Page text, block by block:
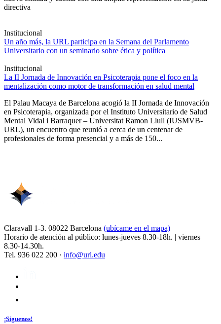
directiva
Institucional
Un año más, la URL participa en la Semana del Parlamento
Universitario con un seminario sobre ética y política
Institucional
La II Jornada de Innovación en Psicoterapia pone el foco en la
mentalización como motor de transformación en salud mental
El Palau Macaya de Barcelona acogió la II Jornada de Innovación
en Psicoterapia, organizada por el Instituto Universitario de Salud
Mental Vidal i Barraquer – Universitat Ramon Llull (IUSMVB-
URL), un encuentro que reunió a cerca de un centenar de
profesionales de forma presencial y a más de 150...
Claravall 1-3. 08022 Barcelona (ubícame en el mapa)
Horario de atención al público: lunes-jueves 8.30-18h. | viernes
8.30-14.30h.
Tel. 936 022 200 · info@url.edu
¡Síguenos!